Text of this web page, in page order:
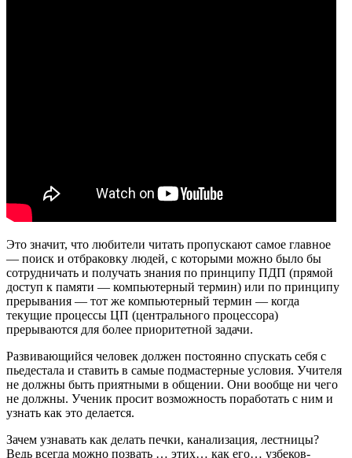
Это значит, что любители читать пропускают самое главное
— поиск и отбраковку людей, с которыми можно было бы
сотрудничать и получать знания по принципу ПДП (прямой
доступ к памяти — компьютерный термин) или по принципу
прерывания — тот же компьютерный термин — когда
текущие процессы ЦП (центрального процессора)
прерываются для более приоритетной задачи.
Развивающийся человек должен постоянно спускать себя с
пьедестала и ставить в самые подмастерные условия. Учителя
не должны быть приятными в общении. Они вообще ни чего
не должны. Ученик просит возможность поработать с ним и
узнать как это делается.
Зачем узнавать как делать печки, канализация, лестницы?
Ведь всегда можно позвать … этих… как его… узбеков-